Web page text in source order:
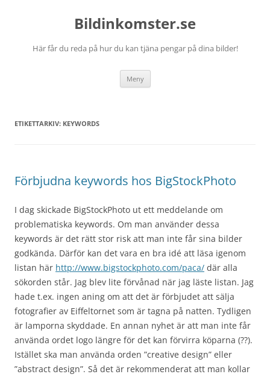
Bildinkomster.se
Här får du reda på hur du kan tjäna pengar på dina bilder!
Meny Hoppa
innehåll
ETIKETTARKIV: KEYWORDS
Förbjudna keywords hos BigStockPhoto
I dag skickade BigStockPhoto ut ett meddelande om
problematiska keywords. Om man använder dessa
keywords är det rätt stor risk att man inte får sina bilder
godkända. Därför kan det vara en bra idé att läsa igenom
listan här http://www.bigstockphoto.com/paca/ där alla
sökorden står. Jag blev lite förvånad när jag läste listan. Jag
hade t.ex. ingen aning om att det är förbjudet att sälja
fotografier av Eiffeltornet som är tagna på natten. Tydligen
är lamporna skyddade. En annan nyhet är att man inte får
använda ordet logo längre för det kan förvirra köparna (??).
Istället ska man använda orden ”creative design” eller
”abstract design”. Så det är rekommenderat att man kollar